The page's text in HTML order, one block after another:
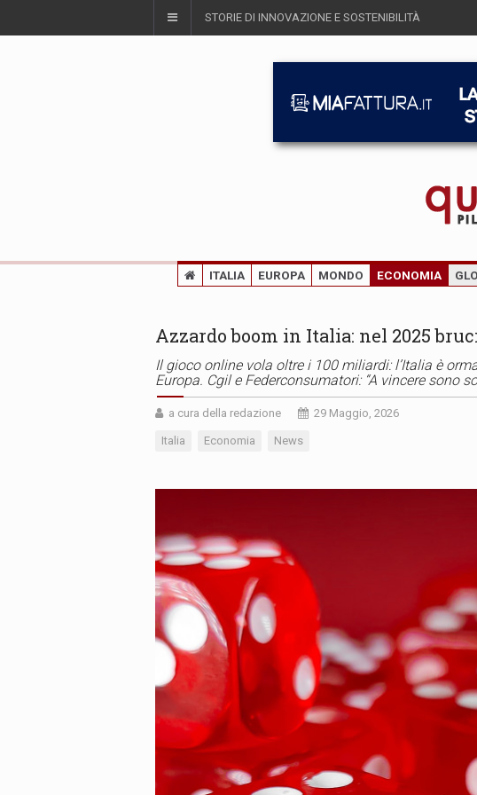
STORIE DI INNOVAZIONE E SOSTENIBILITÀ
ITALIA EUROPA MONDO ECONOMIA
Azzardo boom in Italia: nel 2025
Il gioco online vola oltre i 100 miliardi: l’Italia è
Europa. Cgil e Federconsumatori: “A vincere sono
a cura della redazione 29 Maggio, 2026
Italia Economia News